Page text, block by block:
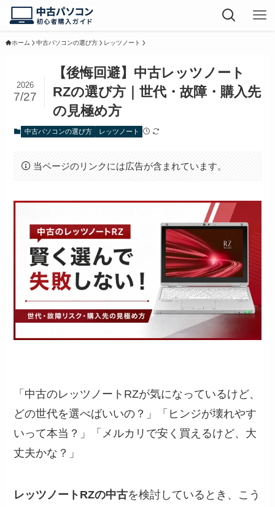
ホーム 中古パソコンの選び方 レッツノート
【後悔回避】中古レッツノート
RZの選び方｜世代・故障・購入先
の見極め方
2026
7/27
中古パソコンの選び方 レッツノート
当ページのリンクには広告が含まれています。
「中古のレッツノートRZが気になっているけど、
どの世代を選べばいいの？」「ヒンジが壊れやす
いって本当？」「メルカリで安く買えるけど、大
丈夫かな？」
レッツノートRZの中古を検討しているとき、こう